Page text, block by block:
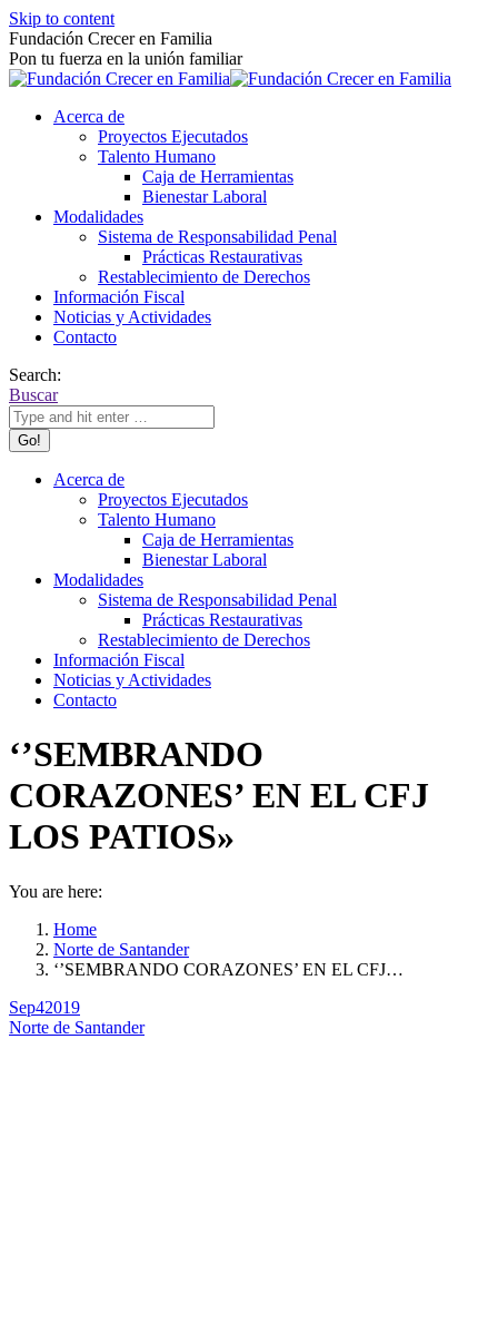
Skip to content
Fundación Crecer en Familia
Pon tu fuerza en la unión familiar
Acerca de
Proyectos Ejecutados
Talento Humano
Caja de Herramientas
Bienestar Laboral
Modalidades
Sistema de Responsabilidad Penal
Prácticas Restaurativas
Restablecimiento de Derechos
Información Fiscal
Noticias y Actividades
Contacto
Search:
Buscar
Acerca de
Proyectos Ejecutados
Talento Humano
Caja de Herramientas
Bienestar Laboral
Modalidades
Sistema de Responsabilidad Penal
Prácticas Restaurativas
Restablecimiento de Derechos
Información Fiscal
Noticias y Actividades
Contacto
‘’SEMBRANDO
CORAZONES’ EN EL CFJ
LOS PATIOS»
You are here:
Home
Norte de Santander
‘’SEMBRANDO CORAZONES’ EN EL CFJ…
Sep42019
Norte de Santander